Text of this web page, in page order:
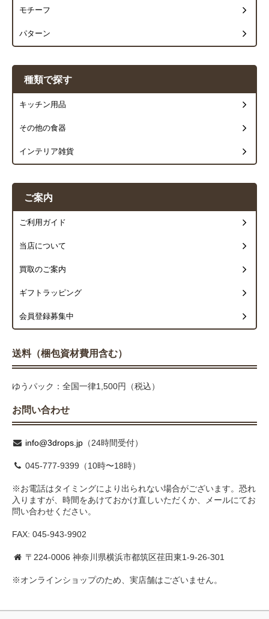
モチーフ
パターン
種類で探す
キッチン用品
その他の食器
インテリア雑貨
ご案内
ご利用ガイド
当店について
買取のご案内
ギフトラッピング
会員登録募集中
送料（梱包資材費用含む）
ゆうパック：全国一律1,500円（税込）
お問い合わせ
info@3drops.jp （24時間受付）
045-777-9399（10時〜18時）
※お電話はタイミングにより出られない場合がございます。恐れ
入りますが、時間をあけておかけ直しいただくか、メールにてお
問い合わせください。
FAX: 045-943-9902
〒224-0006 神奈川県横浜市都筑区荏田東1-9-26-301
※オンラインショップのため、実店舗はございません。